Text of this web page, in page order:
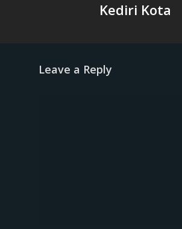
Kediri Kota
Leave a Reply